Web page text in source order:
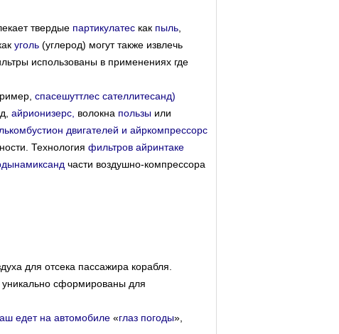
твердые партикулатес как пыль
уголь (углерод) могут также извлечь
использованы в применениях где
спасешуттлес сателлитесанд)
айрионизерс, волокна пользы или
двигателей и айркомпрессорс
Технология фильтров айринтаке
части воздушно-компрессора
для отсека пассажира корабля.
сформированы для
едет на автомобиле «глаз погоды»,